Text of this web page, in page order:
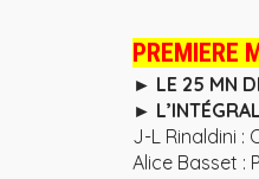
PREMIERE
► LE 25 MN
►
J-L Rinaldini :
Alice Basset :